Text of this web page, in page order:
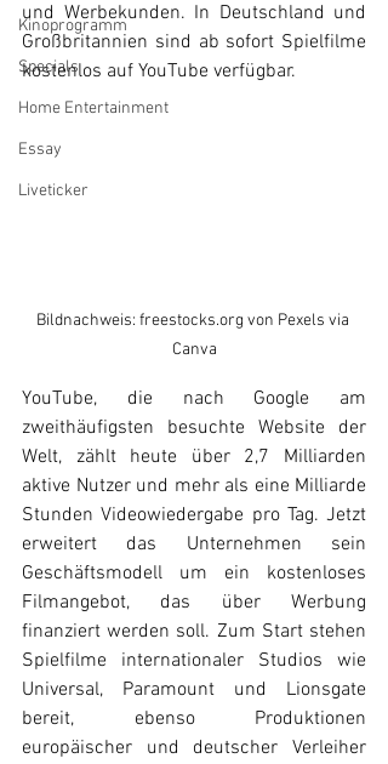
Kinoprogramm
Specials
Home Entertainment
Essay
Liveticker
und Werbekunden. In Deutschland und
Großbritannien sind ab sofort Spielfilme
kostenlos auf YouTube verfügbar.
Bildnachweis: freestocks.org von Pexels via
Canva
YouTube, die nach Google am
zweithäufigsten besuchte Website der
Welt, zählt heute über 2,7 Milliarden
aktive Nutzer und mehr als eine Milliarde
Stunden Videowiedergabe pro Tag. Jetzt
erweitert das Unternehmen sein
Geschäftsmodell um ein kostenloses
Filmangebot, das über Werbung
finanziert werden soll. Zum Start stehen
Spielfilme internationaler Studios wie
Universal, Paramount und Lionsgate
bereit, ebenso Produktionen
europäischer und deutscher Verleiher